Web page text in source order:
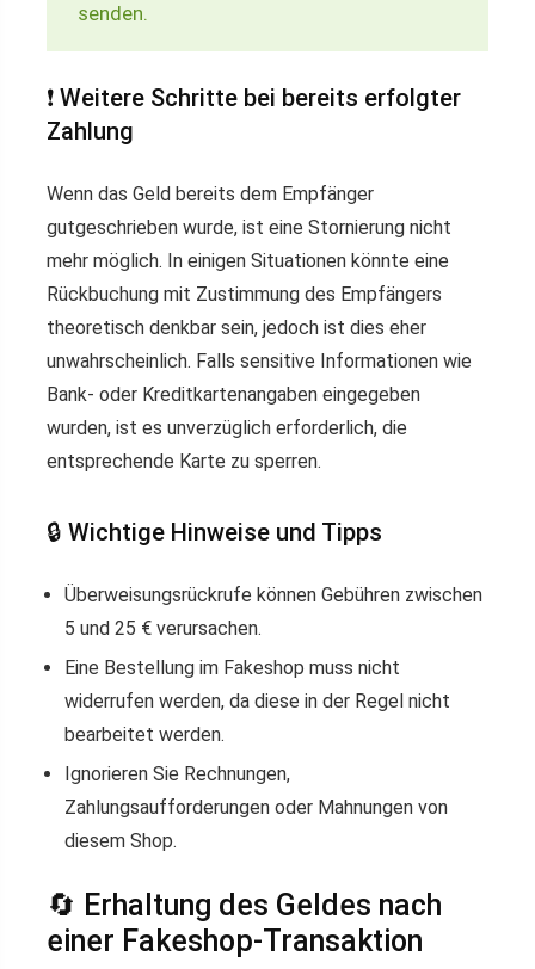
senden.
❗ Weitere Schritte bei bereits erfolgter
Zahlung
Wenn das Geld bereits dem Empfänger
gutgeschrieben wurde, ist eine Stornierung nicht
mehr möglich. In einigen Situationen könnte eine
Rückbuchung mit Zustimmung des Empfängers
theoretisch denkbar sein, jedoch ist dies eher
unwahrscheinlich. Falls sensitive Informationen wie
Bank- oder Kreditkartenangaben eingegeben
wurden, ist es unverzüglich erforderlich, die
entsprechende Karte zu sperren.
🔒 Wichtige Hinweise und Tipps
Überweisungsrückrufe können Gebühren zwischen
5 und 25 € verursachen.
Eine Bestellung im Fakeshop muss nicht
widerrufen werden, da diese in der Regel nicht
bearbeitet werden.
Ignorieren Sie Rechnungen,
Zahlungsaufforderungen oder Mahnungen von
diesem Shop.
🔄 Erhaltung des Geldes nach
einer Fakeshop-Transaktion